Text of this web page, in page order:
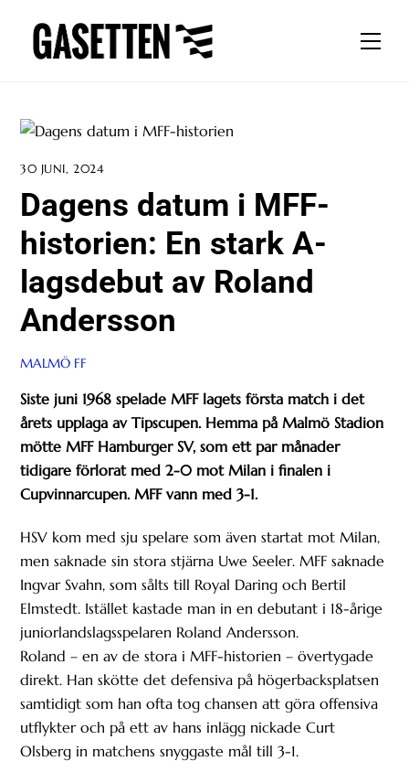
content
30 JUNI, 2024
Dagens datum i MFF-
historien: En stark A-
lagsdebut av Roland
Andersson
MALMÖ FF
Siste juni 1968 spelade MFF lagets första match i det
årets upplaga av Tipscupen. Hemma på Malmö Stadion
mötte MFF Hamburger SV, som ett par månader
tidigare förlorat med 2-0 mot Milan i finalen i
Cupvinnarcupen. MFF vann med 3-1.
HSV kom med sju spelare som även startat mot Milan,
men saknade sin stora stjärna Uwe Seeler. MFF saknade
Ingvar Svahn, som sålts till Royal Daring och Bertil
Elmstedt. Istället kastade man in en debutant i 18-årige
juniorlandslagsspelaren Roland Andersson.
Roland – en av de stora i MFF-historien – övertygade
direkt. Han skötte det defensiva på högerbacksplatsen
samtidigt som han ofta tog chansen att göra offensiva
utflykter och på ett av hans inlägg nickade Curt
Olsberg in matchens snyggaste mål till 3-1.